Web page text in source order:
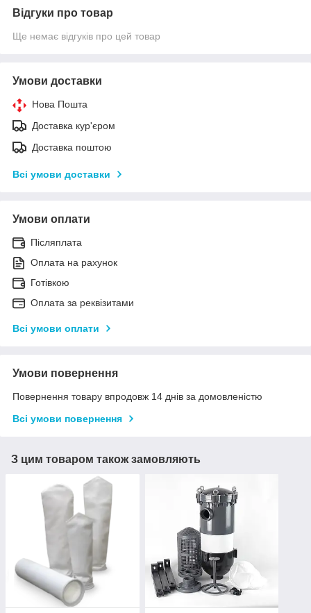
Відгуки про товар
Ще немає відгуків про цей товар
Умови доставки
Нова Пошта
Доставка кур'єром
Доставка поштою
Всі умови доставки
Умови оплати
Післяплата
Оплата на рахунок
Готівкою
Оплата за реквізитами
Всі умови оплати
Умови повернення
Повернення товару впродовж 14 днів за домовленістю
Всі умови повернення
З цим товаром також замовляють